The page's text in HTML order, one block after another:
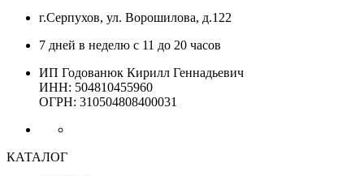
г.Серпухов, ул. Ворошилова, д.122
7 дней в неделю с 11 до 20 часов
ИП Годованюк Кирилл Геннадьевич
ИНН: 504810455960
ОГРН: 310504808400031
КАТАЛОГ